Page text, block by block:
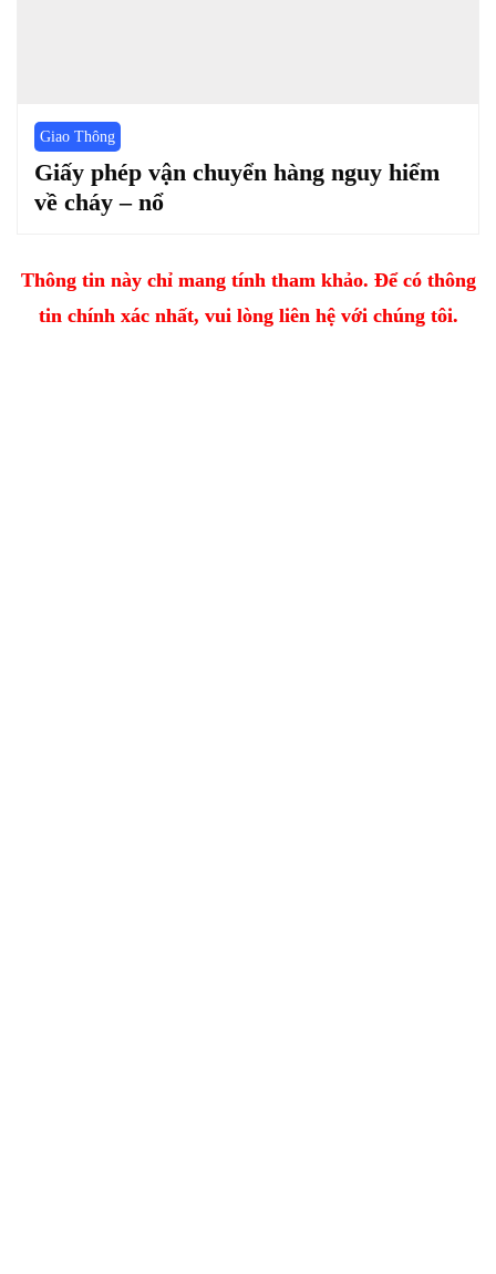
Giao Thông
Giấy phép vận chuyển hàng nguy hiểm
về cháy – nổ
Thông tin này chỉ mang tính tham khảo. Để có thông
tin chính xác nhất, vui lòng liên hệ với chúng tôi.